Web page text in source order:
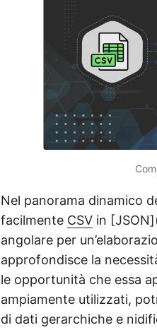
Nel panorama dinamico
facilmente CSV in
angolare per
approfondisce la
le opportunità che essa
ampiamente utilizzati,
di dati gerarchiche e